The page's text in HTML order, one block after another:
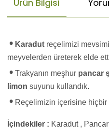
Ürün Bilgisi
• Karadut reçelimizi
meyvelerden üreterek elde
• Trakyanın meşhur pancar
limon suyunu kullandık.
• Reçelimizin içerisine hiçbir
İçindekiler : Karadut ,